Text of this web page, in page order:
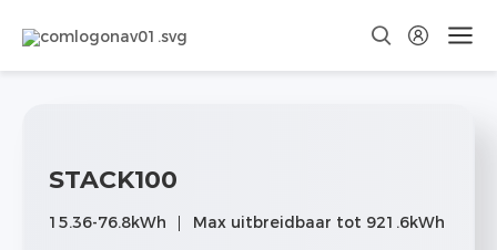
STACK100
15.36-76.8kWh
Max uitbreidbaar tot 921.6kWh